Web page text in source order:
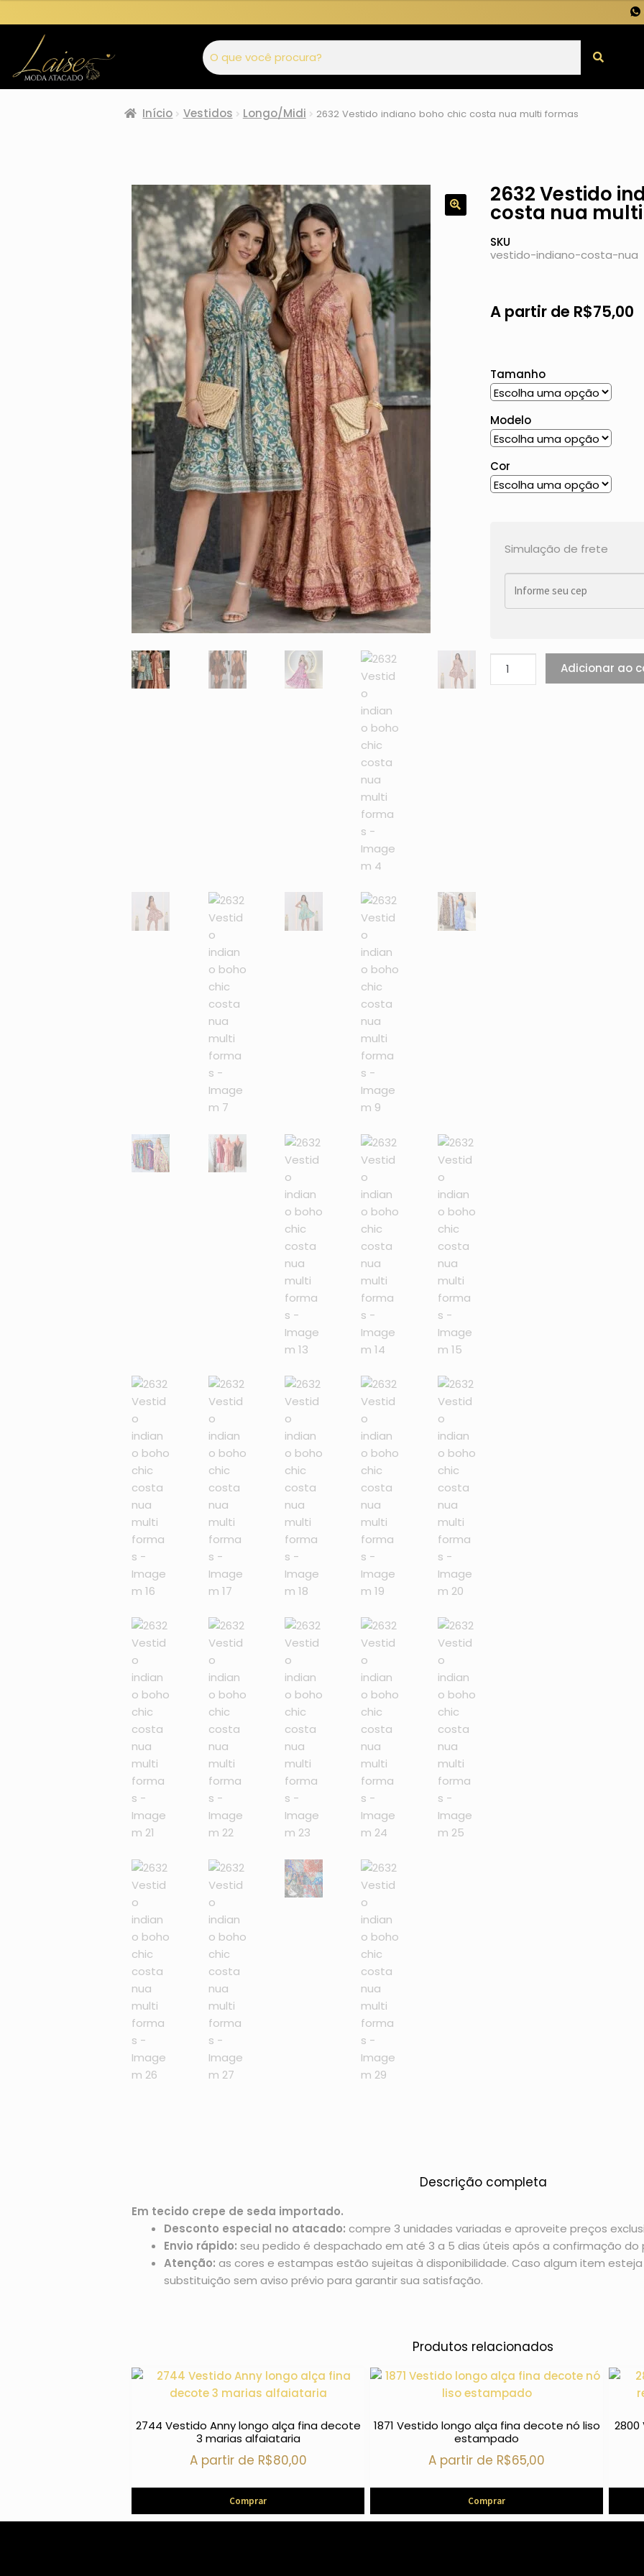
Início Vestidos Longo/Midi 2632 Vestido indiano boho chic costa nua multi formas
2632 Vestido
costa nua
SKU
vestido-indiano-costa-nua
A partir de R$75,00
Tamanho
Modelo
Cor
Simulação de frete
Adicionar ao
Descrição completa
Em tecido crepe de seda importado.
Desconto especial no atacado: compre 3 unidades variadas e aproveite preços
Envio rápido: seu pedido é despachado em até 3 a 5 dias úteis após a confirmação do
Atenção: as cores e estampas estão sujeitas à disponibilidade. Caso algum item
substituição sem aviso prévio para garantir sua satisfação.
Produtos relacionados
2744 Vestido Anny longo alça fina decote
3 marias alfaiataria
A partir de R$80,00
Comprar
1871 Vestido longo alça fina decote nó liso
estampado
A partir de R$65,00
Comprar